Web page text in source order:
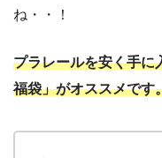
ね・・！
プラレールを安く手に
福袋」がオススメです